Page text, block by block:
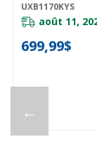
←
UXB1170KYS
août 11,
699,99$